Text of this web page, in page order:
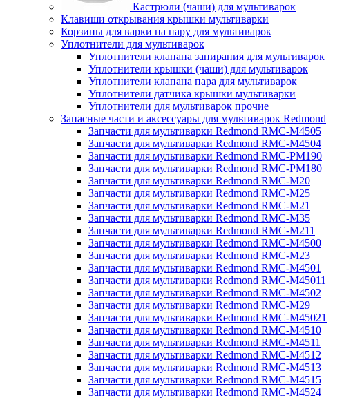
Кастрюли (чаши) для мультиварок
Клавиши открывания крышки мультиварки
Корзины для варки на пару для мультиварок
Уплотнители для мультиварок
Уплотнители клапана запирания для мультиварок
Уплотнители крышки (чаши) для мультиварок
Уплотнители клапана пара для мультиварок
Уплотнители датчика крышки мультиварки
Уплотнители для мультиварок прочие
Запасные части и аксессуары для мультиварок Redmond
Запчасти для мультиварки Redmond RMC-M4505
Запчасти для мультиварки Redmond RMC-M4504
Запчасти для мультиварки Redmond RMC-PM190
Запчасти для мультиварки Redmond RMC-PM180
Запчасти для мультиварки Redmond RMC-M20
Запчасти для мультиварки Redmond RMC-M25
Запчасти для мультиварки Redmond RMC-M21
Запчасти для мультиварки Redmond RMC-M35
Запчасти для мультиварки Redmond RMC-M211
Запчасти для мультиварки Redmond RMC-M4500
Запчасти для мультиварки Redmond RMC-M23
Запчасти для мультиварки Redmond RMC-M4501
Запчасти для мультиварки Redmond RMC-M45011
Запчасти для мультиварки Redmond RMC-M4502
Запчасти для мультиварки Redmond RMC-M29
Запчасти для мультиварки Redmond RMC-M45021
Запчасти для мультиварки Redmond RMC-M4510
Запчасти для мультиварки Redmond RMC-M4511
Запчасти для мультиварки Redmond RMC-M4512
Запчасти для мультиварки Redmond RMC-M4513
Запчасти для мультиварки Redmond RMC-M4515
Запчасти для мультиварки Redmond RMC-M4524